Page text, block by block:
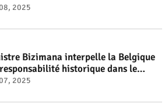
2025
Bizimana interpelle la Belgique
historique dans le
#rwanda #RwOT
2025